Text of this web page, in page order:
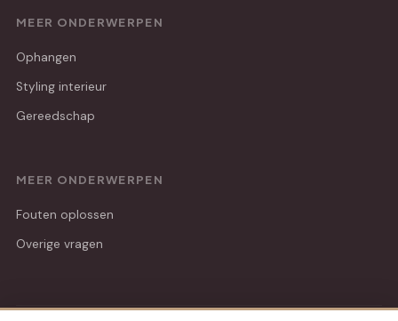
MEER ONDERWERPEN
Ophangen
Styling interieur
Gereedschap
MEER ONDERWERPEN
Fouten oplossen
Overige vragen